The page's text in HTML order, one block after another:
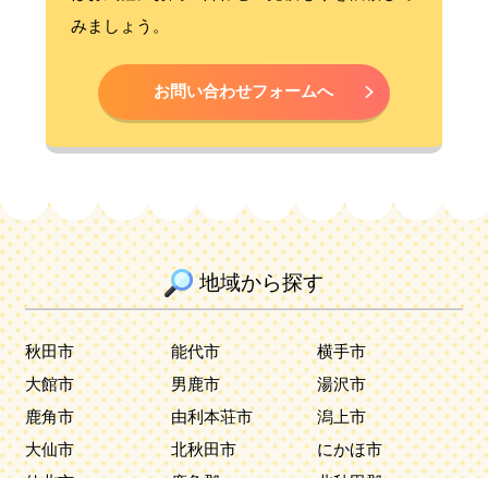
みましょう。
お問い合わせフォームへ
地域から探す
秋田市 能代市
横手市
大館市
男鹿市
湯沢市
鹿角市
由利本荘市
潟上市
大仙市
北秋田市
にかほ市